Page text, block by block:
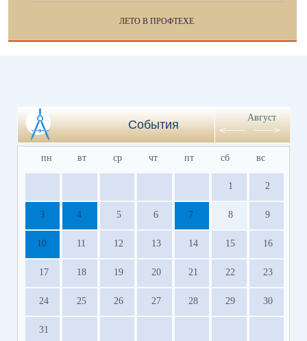
ЛЕТО В ПРОФТЕХЕ
События
Август
пн вт ср чт пт сб вс
1 2
3 4 5 6 7 8 9
10 11 12 13 14 15 16
17 18 19 20 21 22 23
24 25 26 27 28 29 30
31